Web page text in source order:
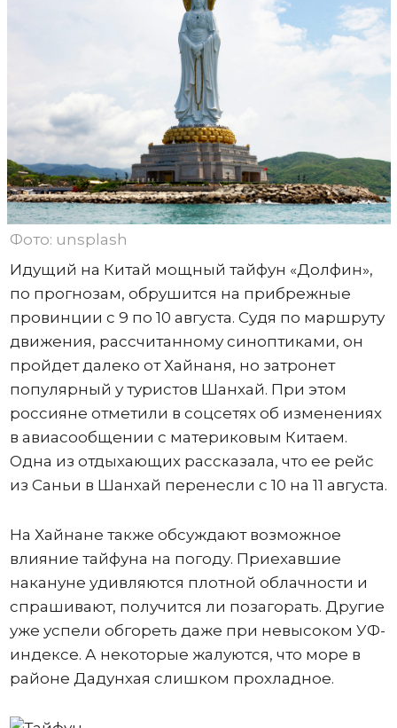
Фото: unsplash
Идущий на Китай мощный тайфун «Долфин»,
по прогнозам, обрушится на прибрежные
провинции с 9 по 10 августа. Судя по маршруту
движения, рассчитанному синоптиками, он
пройдет далеко от Хайнаня, но затронет
популярный у туристов Шанхай. При этом
россияне отметили в соцсетях об изменениях
в авиасообщении с материковым Китаем.
Одна из отдыхающих рассказала, что ее рейс
из Саньи в Шанхай перенесли с 10 на 11 августа.
На Хайнане также обсуждают возможное
влияние тайфуна на погоду. Приехавшие
накануне удивляются плотной облачности и
спрашивают, получится ли позагорать. Другие
уже успели обгореть даже при невысоком УФ-
индексе. А некоторые жалуются, что море в
районе Дадунхая слишком прохладное.